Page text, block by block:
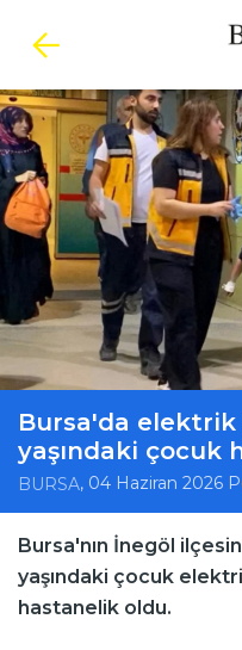
Bursa'da elektrik
yaşındaki çocuk
BURSA, 04 Haziran 2026
Bursa'nın İnegöl
yaşındaki çocuk
hastanelik oldu.